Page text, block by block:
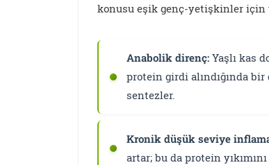
konusu eşik genç-yetişkinler için
Anabolik direnç: Yaşlı kas
protein girdi alındığında
sentezler.
Kronik düşük seviye
artar; bu da protein